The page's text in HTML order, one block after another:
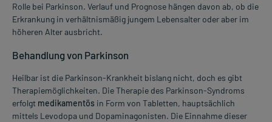
Rolle bei Parkinson. Verlauf und Prognose hängen davon ab, ob die
Erkrankung in verhältnismäßig jungem Lebensalter oder aber im
höheren Alter ausbricht.
Behandlung von Parkinson
Heilbar ist die Parkinson-Krankheit bislang nicht, doch es gibt
Therapiemöglichkeiten. Die Therapie des Parkinson-Syndroms
erfolgt medikamentös in Form von Tabletten, hauptsächlich
mittels Levodopa und Dopaminagonisten. Die Einnahme dieser